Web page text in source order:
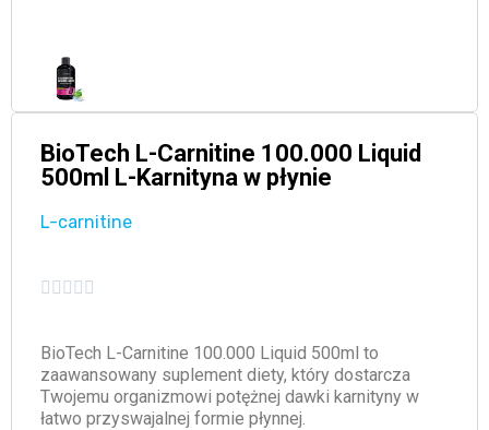
BioTech L-Carnitine 100.000 Liquid
500ml L-Karnityna w płynie
L-carnitine
    
BioTech L-Carnitine 100.000 Liquid 500ml to
zaawansowany suplement diety, który dostarcza
Twojemu organizmowi potężnej dawki karnityny w
łatwo przyswajalnej formie płynnej.